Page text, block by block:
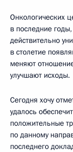
Онкологических
в последние
действительно
в столетие
меняют
улучшают исходы.
Сегодня хочу
удалось
положительные
по данному
последнего